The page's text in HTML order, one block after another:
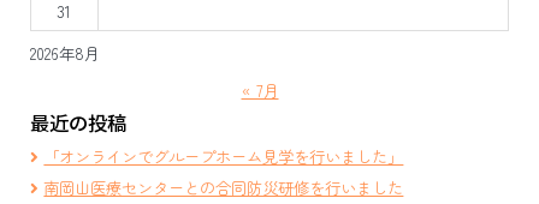
2026年8月
31
« 7月
最近の投稿
「オンラインでグループホーム見学を行いました」
南岡山医療センターとの合同防災研修を行いました